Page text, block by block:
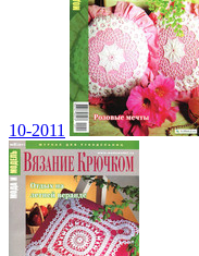
10-2011